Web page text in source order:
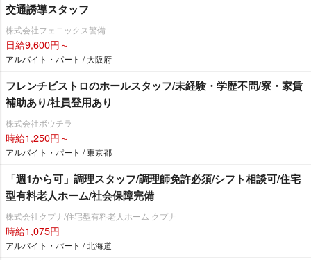
交通誘導スタッフ
株式会社フェニックス警備
日給9,600円～
アルバイト・パート / 大阪府
フレンチビストロのホールスタッフ/未経験・学歴不問/寮・家賃
補助あり/社員登用あり
株式会社ボウチラ
時給1,250円～
アルバイト・パート / 東京都
「週1から可」調理スタッフ/調理師免許必須/シフト相談可/住宅
型有料老人ホーム/社会保障完備
株式会社クプナ/住宅型有料老人ホーム クプナ
時給1,075円
アルバイト・パート / 北海道